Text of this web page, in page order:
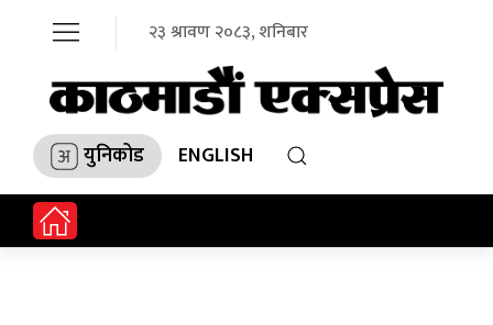
२३ श्रावण २०८३, शनिबार
युनिकोड ENGLISH